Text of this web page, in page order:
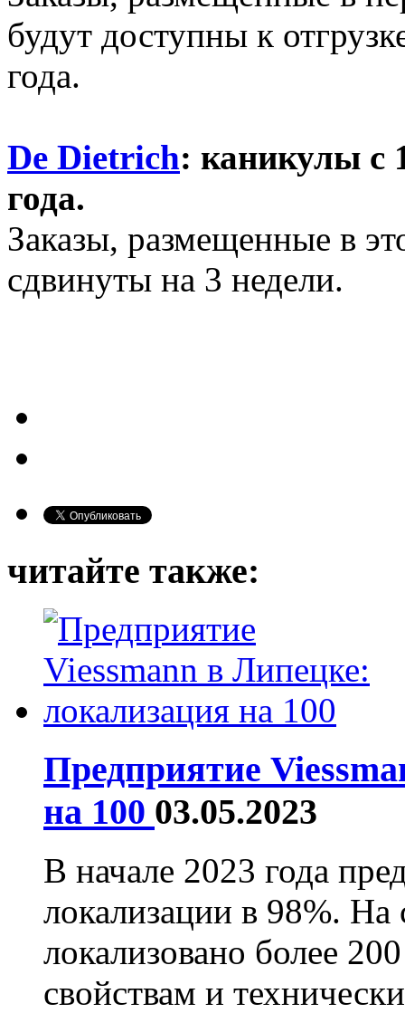
будут доступны к
года.
De Dietrich: каникулы с
года.
Заказы, размещенные в
сдвинуты на 3 недели.
читайте также:
Предприятие
на 100 03.05.2023
В начале 2023 года
локализации в 98%.
локализовано более
свойствам и